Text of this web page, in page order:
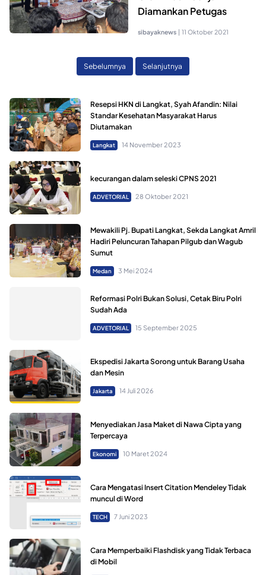
Diamankan Petugas
sibayaknews | 11 Oktober 2021
Sebelumnya Selanjutnya
Resepsi HKN di Langkat, Syah Afandin: Nilai
Standar Kesehatan Masyarakat Harus
Diutamakan
Langkat 14 November 2023
kecurangan dalam seleski CPNS 2021
ADVETORIAL 28 Oktober 2021
Mewakili Pj. Bupati Langkat, Sekda Langkat Amril
Hadiri Peluncuran Tahapan Pilgub dan Wagub
Sumut
Medan 3 Mei 2024
Reformasi Polri Bukan Solusi, Cetak Biru Polri
Sudah Ada
ADVETORIAL 15 September 2025
Ekspedisi Jakarta Sorong untuk Barang Usaha
dan Mesin
Jakarta 14 Juli 2026
Menyediakan Jasa Maket di Nawa Cipta yang
Terpercaya
Ekonomi 10 Maret 2024
Cara Mengatasi Insert Citation Mendeley Tidak
muncul di Word
TECH 7 Juni 2023
Cara Memperbaiki Flashdisk yang Tidak Terbaca
di Mobil